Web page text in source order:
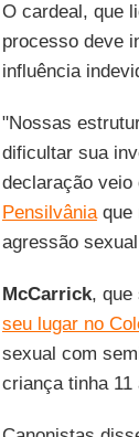
O cardeal, que
processo deve
influência
"Nossas
dificultar sua
declaração veio
Pensilvâniaque
agressão
McCarrick, que
seu lugar no
sexual com
criança tinha 11